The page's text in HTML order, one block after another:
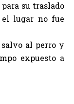
su traslado
lugar no fue
al perro y
expuesto a